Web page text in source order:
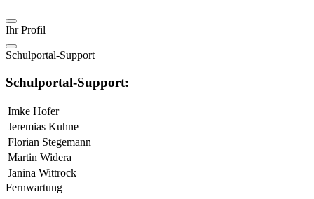
Ihr Profil
Schulportal-Support
Schulportal-Support:
Imke Hofer
Jeremias Kuhne
Florian Stegemann
Martin Widera
Janina Wittrock
Fernwartung